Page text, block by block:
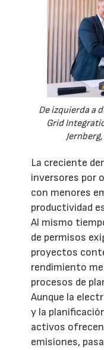
De izquierda a
Grid
La creciente
inversores por
con menores
productividad
Al mismo
de permisos
proyectos
rendimiento
procesos de
Aunque la
y la
activos
emisiones,